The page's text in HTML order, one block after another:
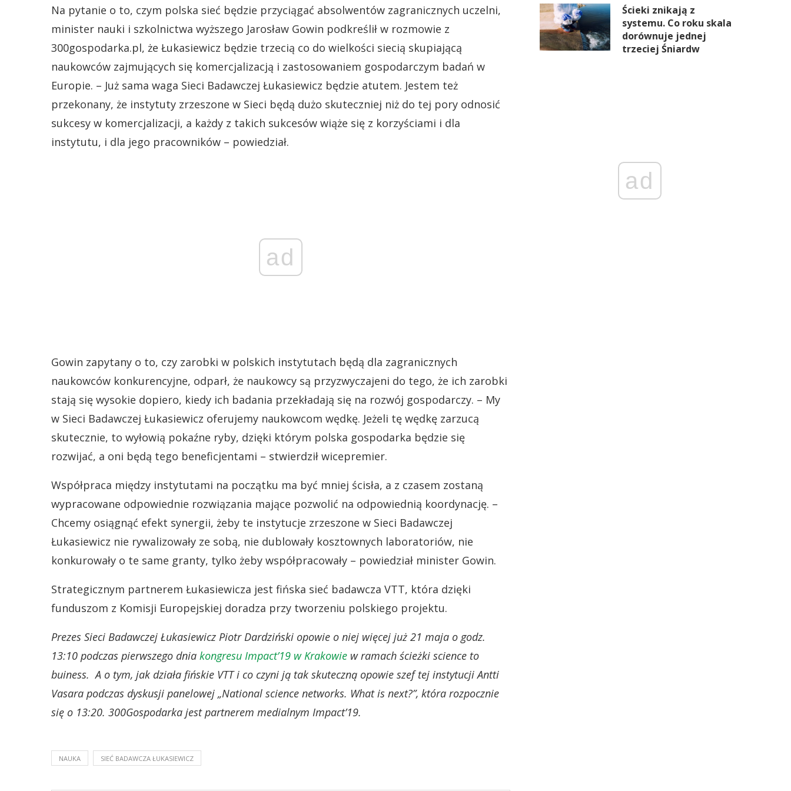
Na pytanie o to, czym polska sieć będzie przyciągać absolwentów zagranicznych uczelni,
minister nauki i szkolnictwa wyższego Jarosław Gowin podkreślił w rozmowie z
300gospodarka.pl, że Łukasiewicz będzie trzecią co do wielkości siecią skupiającą
naukowców zajmujących się komercjalizacją i zastosowaniem gospodarczym badań w
Europie. – Już sama waga Sieci Badawczej Łukasiewicz będzie atutem. Jestem też
przekonany, że instytuty zrzeszone w Sieci będą dużo skuteczniej niż do tej pory odnosić
sukcesy w komercjalizacji, a każdy z takich sukcesów wiąże się z korzyściami i dla
instytutu, i dla jego pracowników – powiedział.
ad
Gowin zapytany o to, czy zarobki w polskich instytutach będą dla zagranicznych
naukowców konkurencyjne, odparł, że naukowcy są przyzwyczajeni do tego, że ich zarobki
stają się wysokie dopiero, kiedy ich badania przekładają się na rozwój gospodarczy. – My
w Sieci Badawczej Łukasiewicz oferujemy naukowcom wędkę. Jeżeli tę wędkę zarzucą
skutecznie, to wyłowią pokaźne ryby, dzięki którym polska gospodarka będzie się
rozwijać, a oni będą tego beneficjentami – stwierdził wicepremier.
Współpraca między instytutami na początku ma być mniej ścisła, a z czasem zostaną
wypracowane odpowiednie rozwiązania mające pozwolić na odpowiednią koordynację. –
Chcemy osiągnąć efekt synergii, żeby te instytucje zrzeszone w Sieci Badawczej
Łukasiewicz nie rywalizowały ze sobą, nie dublowały kosztownych laboratoriów, nie
konkurowały o te same granty, tylko żeby współpracowały – powiedział minister Gowin.
Strategicznym partnerem Łukasiewicza jest fińska sieć badawcza VTT, która dzięki
funduszom z Komisji Europejskiej doradza przy tworzeniu polskiego projektu.
Prezes Sieci Badawczej Łukasiewicz Piotr Dardziński opowie o niej więcej już 21 maja o godz.
13:10 podczas pierwszego dnia kongresu Impact’19 w Krakowie w ramach ścieżki science to
buiness. A o tym, jak działa fińskie VTT i co czyni ją tak skuteczną opowie szef tej instytucji Antti
Vasara podczas dyskusji panelowej „National science networks. What is next?”, która rozpocznie
się o 13:20. 300Gospodarka jest partnerem medialnym Impact’19.
NAUKA SIEĆ BADAWCZA ŁUKASIEWICZ
Ścieki znikają z
systemu. Co roku skala
dorównuje jednej
trzeciej Śniardw
ad